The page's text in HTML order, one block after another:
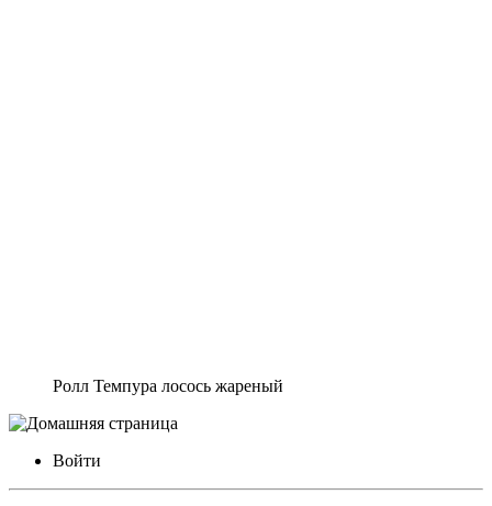
Ролл Темпура лосось жареный
Войти